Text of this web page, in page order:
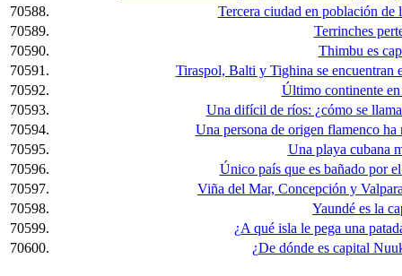
70588.
Tercera ciudad en población de
70589.
Terrinches
70590.
Thimbu es
70591.
Tiraspol, Balti y Tighina se encuentran
70592.
Último continente
70593.
Una difícil de ríos: ¿cómo se
70594.
Una persona de origen flamenco
70595.
Una playa cubana
70596.
Único país que es bañado por
70597.
Viña del Mar, Concepción y
70598.
Yaundé es la
70599.
¿A qué isla le pega una
70600.
¿De dónde es capital